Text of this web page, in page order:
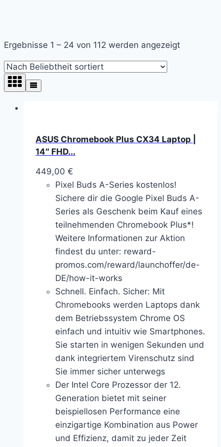
Ergebnisse 1 – 24 von 112 werden angezeigtNach
ASUS Chromebook Plus CX34 Laptop |
14″ FHD...
449,00 €
Pixel Buds A-Series kostenlos!
Sichere dir die Google Pixel Buds A-
Series als Geschenk beim Kauf eines
teilnehmenden Chromebook Plus*!
Weitere Informationen zur Aktion
findest du unter: reward-
promos.com/reward/launchoffer/de-
DE/how-it-works
Schnell. Einfach. Sicher: Mit
Chromebooks werden Laptops dank
dem Betriebssystem Chrome OS
einfach und intuitiv wie Smartphones.
Sie starten in wenigen Sekunden und
dank integriertem Virenschutz sind
Sie immer sicher unterwegs
Der Intel Core Prozessor der 12.
Generation bietet mit seiner
beispiellosen Performance eine
einzigartige Kombination aus Power
und Effizienz, damit zu jeder Zeit